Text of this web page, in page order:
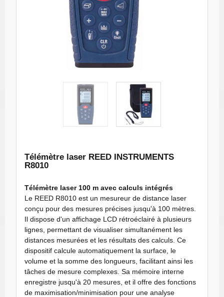
REED R8010
Mesureur de
distance à
laser, 328'
REED R8010
Mesureur de
distance à
laser, 328'
(100m)
Télémètre laser REED INSTRUMENTS
R8010
Télémètre laser 100 m avec calculs intégrés
Le REED R8010 est un mesureur de distance laser
conçu pour des mesures précises jusqu'à 100 mètres.
Il dispose d'un affichage LCD rétroéclairé à plusieurs
lignes, permettant de visualiser simultanément les
distances mesurées et les résultats des calculs. Ce
dispositif calcule automatiquement la surface, le
volume et la somme des longueurs, facilitant ainsi les
tâches de mesure complexes. Sa mémoire interne
enregistre jusqu'à 20 mesures, et il offre des fonctions
de maximisation/minimisation pour une analyse